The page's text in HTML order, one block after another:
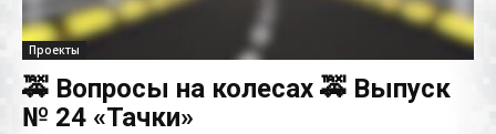
Проекты
🚕 Вопросы на колесах 🚕 Выпуск
№ 24 «Тачки»